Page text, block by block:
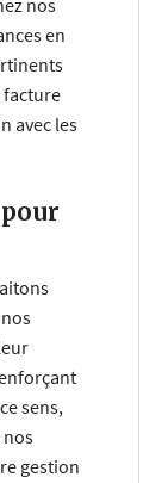
nos
en
facture
avec les
pour
sens,
nos
gestion